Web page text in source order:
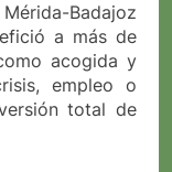
Badajoz
a más de
acogida y
empleo o
total de